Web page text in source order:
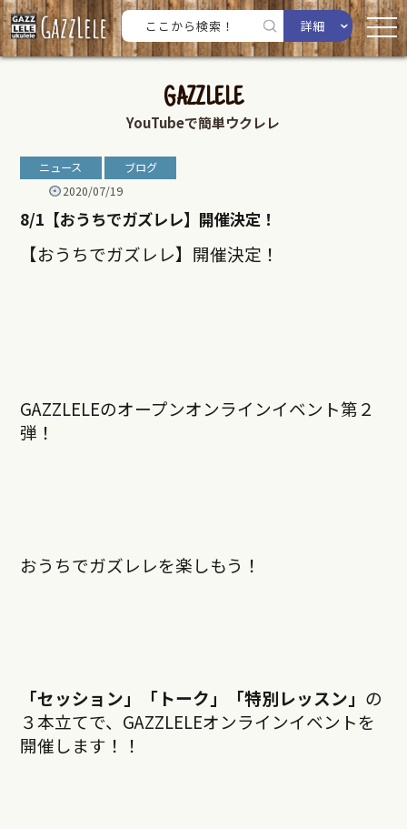
詳細
GAZZLELE
YouTubeで簡単ウクレレ
ニュース
ブログ
2020/07/19
8/1【おうちでガズレレ】開催決定！
【おうちでガズレレ】開催決定！
GAZZLELEのオープンオンラインイベント第２
弾！
おうちでガズレレを楽しもう！
「セッション」「トーク」「特別レッスン」 の
３本立てで、GAZZLELEオンラインイベントを
開催します！！